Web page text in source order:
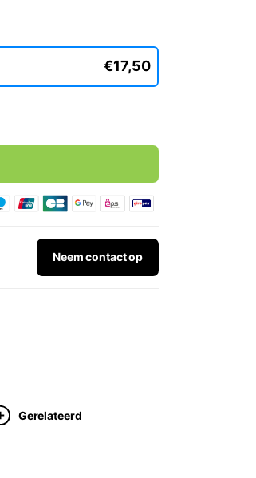
€17,50
Neem contact op
Gerelateerd